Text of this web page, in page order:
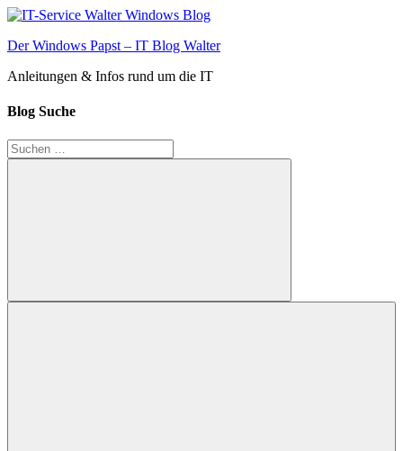
Zum
springen
Der Windows Papst – IT Blog Walter
Anleitungen & Infos rund um die IT
Blog Suche
Suchen
nach:
Suchen